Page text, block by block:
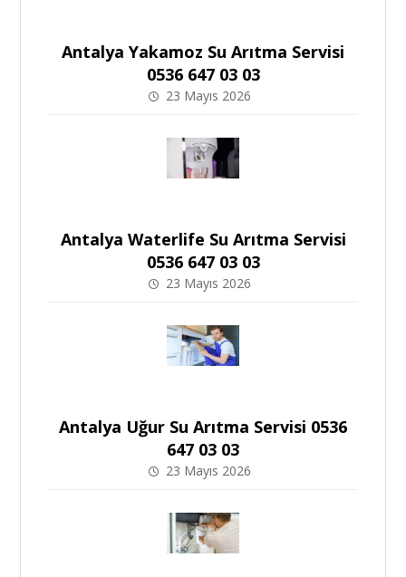
Antalya Yakamoz Su Arıtma Servisi
0536 647 03 03
23 Mayıs 2026
Antalya Waterlife Su Arıtma Servisi
0536 647 03 03
23 Mayıs 2026
Antalya Uğur Su Arıtma Servisi 0536
647 03 03
23 Mayıs 2026